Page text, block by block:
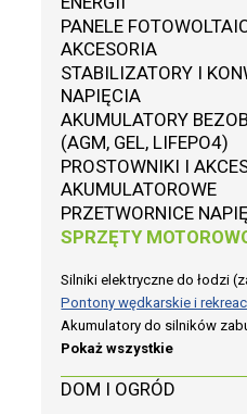
PANELE
AKCESORIA
STABILIZATORY I
NAPIĘCIA
AKUMULATORY
(AGM, GEL, LIFEPO4)
PROSTOWNIKI I
AKUMULATOROWE
PRZETWORNICE
SPRZĘTY
Silniki elektryczne do łodzi
Pontony wędkarskie i
Akumulatory do silników
Pokaż wszystkie
DOM I OGRÓD